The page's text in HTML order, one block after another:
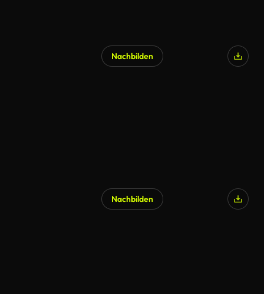
Nachbilden
Nachbilden